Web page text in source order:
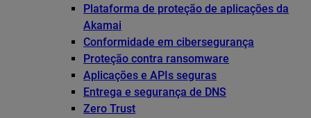
Plataforma de proteção de aplicações da
Akamai
Conformidade em cibersegurança
Proteção contra ransomware
Aplicações e APIs seguras
Entrega e segurança de DNS
Zero Trust